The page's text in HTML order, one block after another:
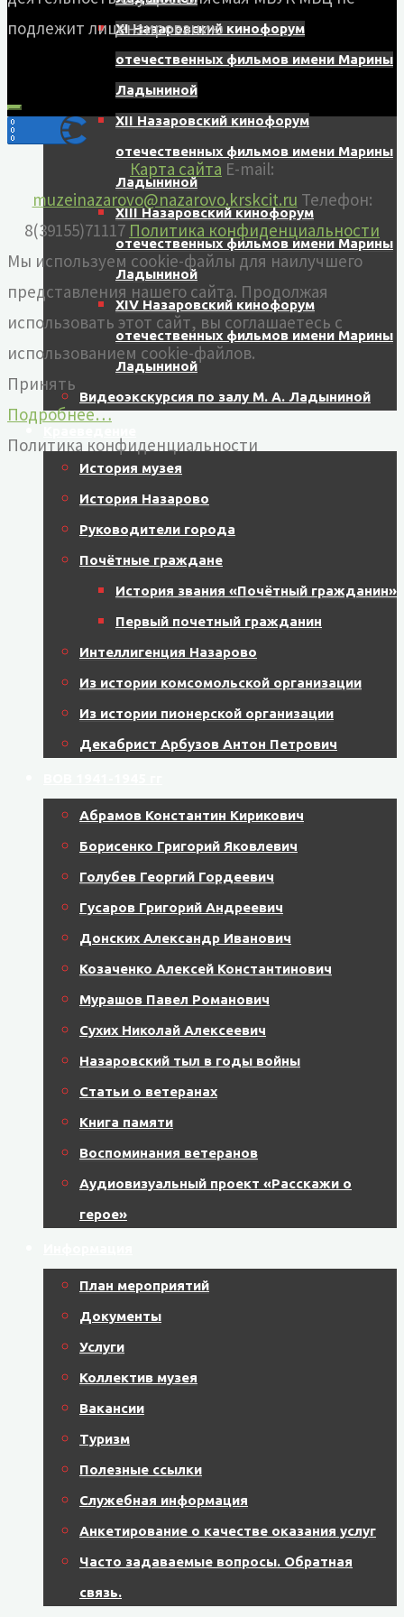
XI Назаровский кинофорум
отечественных фильмов имени Марины
Ладыниной
XII Назаровский кинофорум
отечественных фильмов имени Марины
Ладыниной
XIII Назаровский кинофорум
отечественных фильмов имени Марины
Ладыниной
XIV Назаровский кинофорум
отечественных фильмов имени Марины
Ладыниной
Видеоэкскурсия по залу М. А. Ладыниной
История музея
История Назарово
Руководители города
Почётные граждане
История звания «Почётный гражданин»
Первый почетный гражданин
Интеллигенция Назарово
Из истории комсомольской организации
Из истории пионерской организации
Декабрист Арбузов Антон Петрович
Абрамов Константин Кирикович
Борисенко Григорий Яковлевич
Голубев Георгий Гордеевич
Гусаров Григорий Андреевич
Донских Александр Иванович
Козаченко Алексей Константинович
Мурашов Павел Романович
Сухих Николай Алексеевич
Назаровский тыл в годы войны
Статьи о ветеранах
Книга памяти
Воспоминания ветеранов
Аудиовизуальный проект «Расскажи о
герое»
План мероприятий
Документы
Услуги
Коллектив музея
Вакансии
Туризм
Полезные ссылки
Служебная информация
Анкетирование о качестве оказания услуг
Часто задаваемые вопросы. Обратная
связь.
подлежит лицензированию
Карта сайта E-mail:
muzeinazarovo@nazarovo.krskcit.ru Телефон:
8(39155)71117 Политика конфиденциальности
Мы используем cookie-файлы для наилучшего
представления нашего сайта. Продолжая
использовать этот сайт, вы соглашаетесь с
использованием cookie-файлов.
Принять
Подробнее…
Политика конфиденциальности